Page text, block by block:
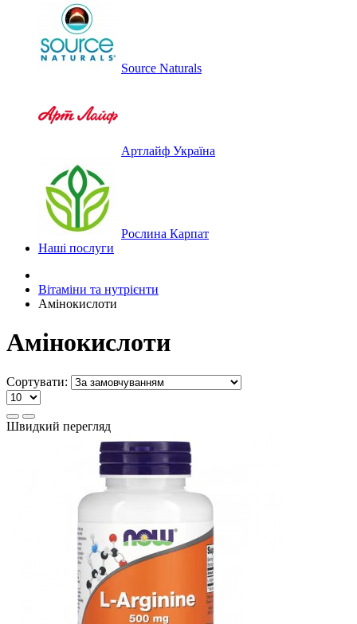
Source Naturals
Артлайф Україна
Рослина Карпат
Наші послуги
Вітаміни та нутрієнти
Амінокислоти
Амінокислоти
Сортувати:
Швидкий перегляд